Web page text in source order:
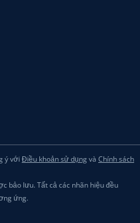
ý với Điều khoản sử dụngvà Chính sách
bảo lưu. Tất cả các nhãn hiệu đều
ứng.